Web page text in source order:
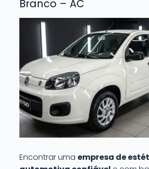
Branco – AC
Encontrar uma empresa de